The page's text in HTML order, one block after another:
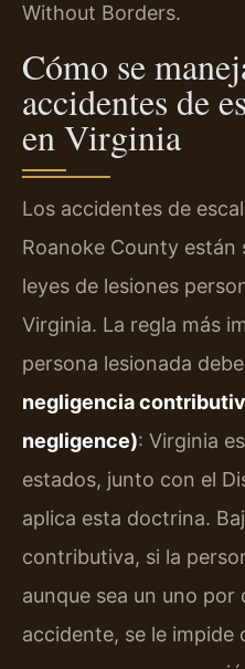
Without Borders.
Cómo se
accidentes de
en Virginia
Los accidentes de
Roanoke County están
leyes de lesiones
Virginia. La regla más
persona lesionada
negligencia
negligence): Virginia
estados, junto con el
aplica esta doctrina.
contributiva, si la
aunque sea un uno por
accidente, se le impide